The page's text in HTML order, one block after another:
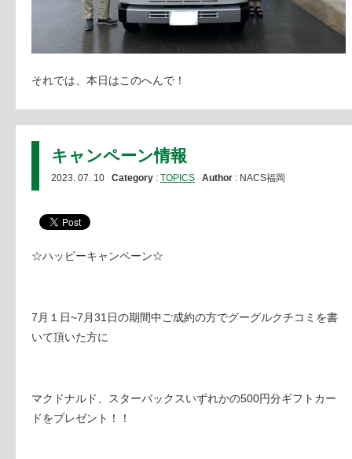
それでは、本日はこのへんで！
キャンペーン情報
2023. 07. 10 Category : TOPICS Author : NACS福岡
☆ハッピーキャンペーン☆
7月１日~7月31日の期間中ご成約の方でグーグルクチコミを書
いて頂いた方に
マクドナルド、スターバックスいずれかの500円分ギフトカー
ドをプレゼント！！